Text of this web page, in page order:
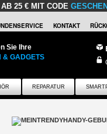
AB 25 € MIT CODE
KONTAKT
Sie Ihre
& GADGETS
REPARATUR